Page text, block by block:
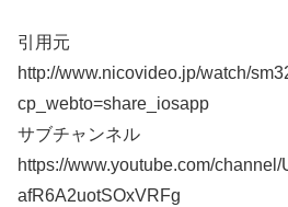
引用元
http://www.nicovideo.jp/watch/
cp_webto=share_iosapp
サブチャンネル
https://www.youtube.com/channel/
afR6A2uotSOxVRFg